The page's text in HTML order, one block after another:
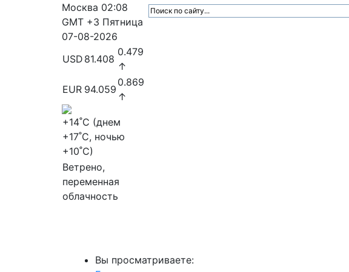
Москва 02:08
GMT +3 Пятница
07-08-2026
USD 81.408
0.479
↑
EUR 94.059
0.869
↑
+14˚C (днем
+17˚C, ночью
+10˚C)
Ветрено,
переменная
облачность
Вы просматриваете: